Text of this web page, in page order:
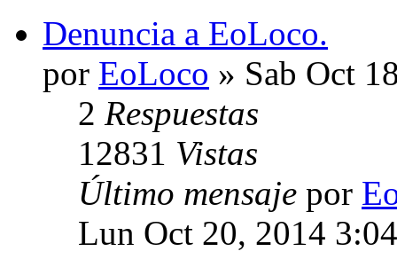
Denuncia a EoLoco.
por EoLoco » Sab Oct
2 Respuestas
12831 Vistas
Último mensaje por
Lun Oct 20, 2014